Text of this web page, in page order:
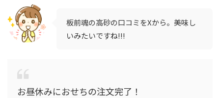
板前魂の高砂の口コミをXから。美味し
いみたいですね!!!
お昼休みにおせちの注文完了！